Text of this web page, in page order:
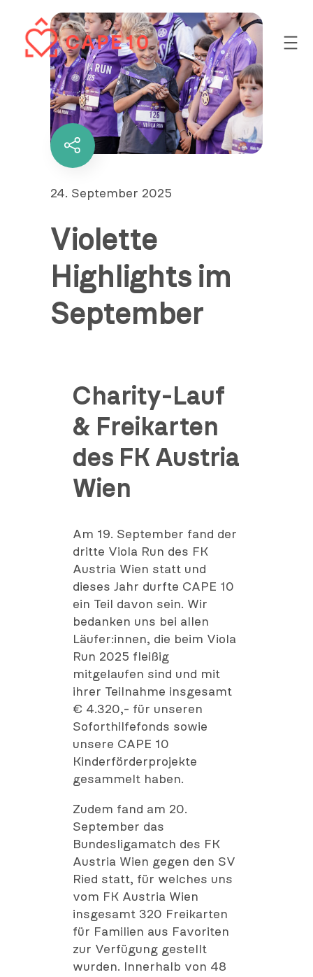
Inhalt
springen
Diesen
Inhalt
Veröffentlicht
24. September 2025
Violette
Highlights im
September
Charity-Lauf
& Freikarten
des FK Austria
Wien
Am 19. September fand der
dritte Viola Run des FK
Austria Wien statt und
dieses Jahr durfte CAPE 10
ein Teil davon sein. Wir
bedanken uns bei allen
Läufer:innen, die beim Viola
Run 2025 fleißig
mitgelaufen sind und mit
ihrer Teilnahme insgesamt
€ 4.320,- für unseren
Soforthilfefonds sowie
unsere CAPE 10
Kinderförderprojekte
gesammelt haben.
Zudem fand am 20.
September das
Bundesligamatch des FK
Austria Wien gegen den SV
Ried statt, für welches uns
vom FK Austria Wien
insgesamt 320 Freikarten
für Familien aus Favoriten
zur Verfügung gestellt
wurden. Innerhalb von 48